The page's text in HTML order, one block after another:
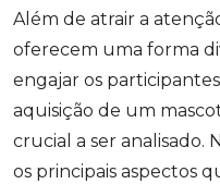
Além de atrair a
oferecem uma forma
engajar os
aquisição de um
crucial a ser analisado.
os principais aspectos